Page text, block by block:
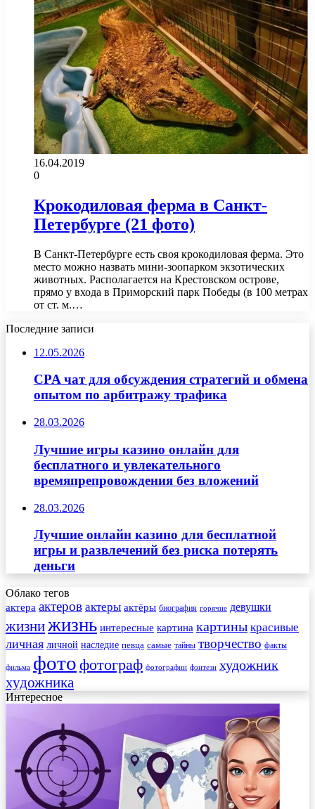
16.04.2019
0
Крокодиловая ферма в Санкт-
Петербурге (21 фото)
В Санкт-Петербурге есть своя крокодиловая ферма. Это
место можно назвать мини-зоопарком экзотических
животных. Располагается на Крестовском острове,
прямо у входа в Приморский парк Победы (в 100 метрах
от ст. м.…
Последние записи
12.05.2026
CPA чат для обсуждения стратегий и обмена
опытом по арбитражу трафика
28.03.2026
Лучшие игры казино онлайн для
бесплатного и увлекательного
времяпрепровождения без вложений
28.03.2026
Лучшие онлайн казино для бесплатной
игры и развлечений без риска потерять
деньги
Облако тегов
актера актеров актеры актёры биография горячие девушки
жизнижизнь интересные картина картины красивые
личная личной наследие певца самые тайны творчество факты
фильма фото фотограф фотографии фэнтези художник
художника
Интересное